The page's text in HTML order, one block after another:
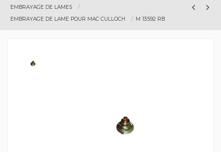
EMBRAYAGE DE LAMES
EMBRAYAGE DE LAME POUR MAC CULLOCH
M 13592 RB